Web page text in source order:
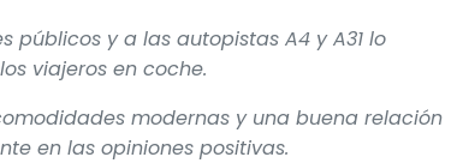
públicos y a las autopistas A4 y A31 lo
viajeros en coche.
modernas y una buena relación
en las opiniones positivas.